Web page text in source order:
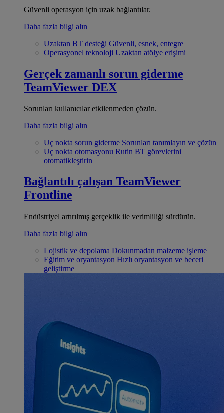
Güvenli operasyon için uzak bağlantılar.
Daha fazla bilgi alın
Uzaktan BT desteği Güvenli, esnek, entegre
Operasyonel teknoloji Uzaktan atölye erişimi
Gerçek zamanlı sorun giderme
TeamViewer DEX
Sorunları kullanıcılar etkilenmeden çözün.
Daha fazla bilgi alın
Uç nokta sorun giderme Sorunları tanımlayın ve çözün
Uç nokta otomasyonu Rutin BT görevlerini
otomatikleştirin
Bağlantılı çalışan TeamViewer
Frontline
Endüstriyel artırılmış gerçeklik ile verimliliği sürdürün.
Daha fazla bilgi alın
Lojistik ve depolama Dokunmadan malzeme işleme
Eğitim ve oryantasyon Hızlı oryantasyon ve beceri
geliştirme